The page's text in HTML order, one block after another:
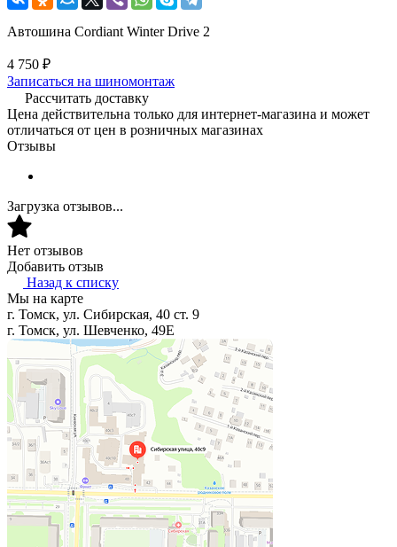
Автошина Cordiant Winter Drive 2
4 750 ₽
Записаться на шиномонтаж
Рассчитать доставку
Цена действительна только для интернет-магазина и может
отличаться от цен в розничных магазинах
Отзывы
Загрузка отзывов...
Нет отзывов
Добавить отзыв
Назад к списку
Мы на карте
г. Томск, ул. Сибирская, 40 ст. 9
г. Томск, ул. Шевченко, 49Е